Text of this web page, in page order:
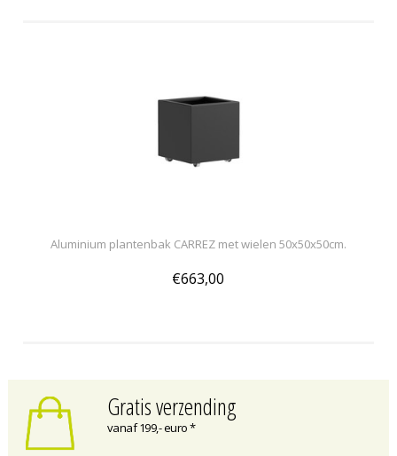
Aluminium plantenbak CARREZ met wielen 50x50x50cm.
€663,00
Gratis verzending
vanaf 199,- euro *